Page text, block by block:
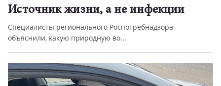
Источник жизни, а не инфекции
Специалисты регионального Роспотребнадзора
объяснили, какую природную во...